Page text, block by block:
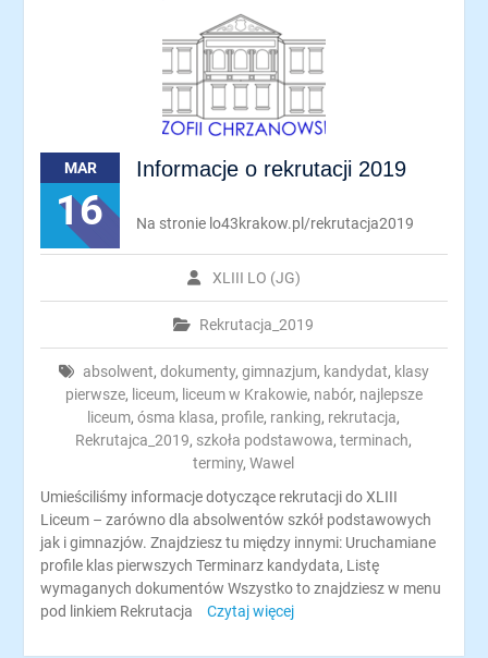
MAR
16
Informacje o rekrutacji 2019
XLIII LO (JG)
Rekrutacja_2019
absolwent, dokumenty, gimnazjum, kandydat, klasy
pierwsze, liceum, liceum w Krakowie, nabór, najlepsze
liceum,ósma klasa, profile, ranking, rekrutacja,
Rekrutajca_2019, szkoła podstawowa,terminach,
terminy,Wawel
Na stronie lo43krakow.pl/rekrutacja2019
Umieściliśmy informacje dotyczące rekrutacji do XLIII
Liceum – zarówno dla absolwentów szkół podstawowych
jak i gimnazjów. Znajdziesz tu między innymi: Uruchamiane
profile klas pierwszych Terminarz kandydata, Listę
wymaganych dokumentów Wszystko to znajdziesz w menu
pod linkiem Rekrutacja
Czytaj więcej